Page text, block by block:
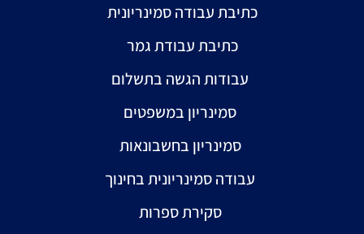
כתיבת עבודה סמינריונית
כתיבת עבודת גמר
עבודות הגשה בתשלום
סמינריון במשפטים
סמינריון בחשבונאות
עבודה סמינריונית בחינוך
סקירת ספרות